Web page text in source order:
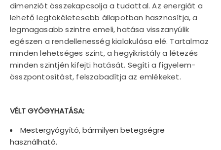
dimenziót összekapcsolja a tudattal. Az energiát a
lehető legtökéletesebb állapotban hasznosítja, a
legmagasabb szintre emeli, hatása visszanyúlik
egészen a rendellenesség kialakulása elé. Tartalmaz
minden lehetséges színt, a hegyikristály a létezés
minden szintjén kifejti hatását. Segíti a figyelem-
összpontosítást, felszabadítja az emlékeket.
VÉLT GYÓGYHATÁSA:
Mestergyógyító, bármilyen betegségre
használható.